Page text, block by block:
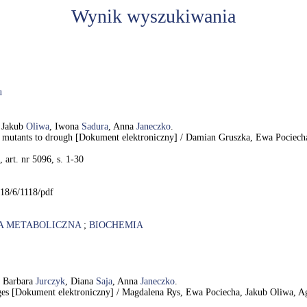
Wynik wyszukiwania
Oliwa, Iwona Sadura, Anna Janeczko.
to drough [Dokument elektroniczny] / Damian Gruszka, Ewa
art. nr 5096, s. 1-30
6/1118/pdf
METABOLICZNA; BIOCHEMIA
Barbara Jurczyk, Diana Saja, Anna Janeczko.
elektroniczny] / Magdalena Rys, Ewa Pociecha, Jakub Oliwa,